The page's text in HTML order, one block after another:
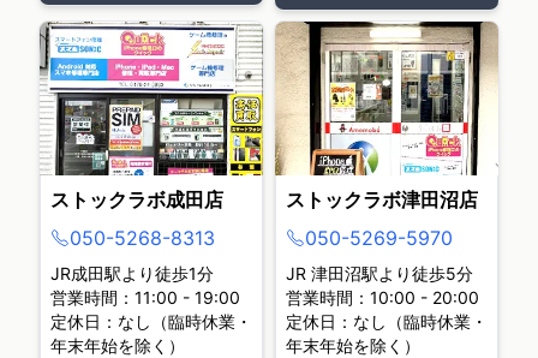
ストックラボ成田店
050-5268-8313
JR成田駅より徒歩1分
営業時間：11:00 - 19:00
定休日：なし（臨時休業・
年末年始を除く）
ストックラボ津田沼店
050-5269-5970
JR 津田沼駅より徒歩5分
営業時間：10:00 - 20:00
定休日：なし（臨時休業・
年末年始を除く）